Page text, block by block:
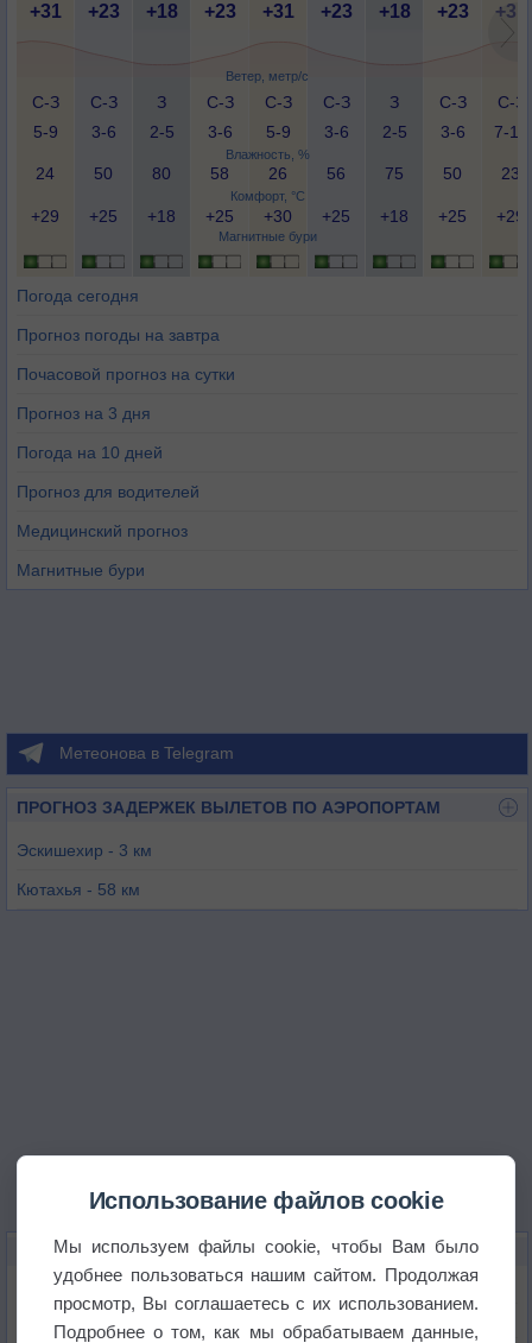
Ветер, метр/с
Влажность, %
Комфорт, °C
Магнитные бури
+31 +23 +18 +23 +31 +23 +18 +23 +31
С-З
5-9
С-З
3-6
З
2-5
С-З
3-6
С-З
5-9
С-З
3-6
З
2-5
С-З
3-6
С-З
7-12
24 50 80 58 26 56 75 50 23
+29 +25 +18 +25 +30 +25 +18 +25 +29
Погода сегодня
Прогноз погоды на завтра
Почасовой прогноз на сутки
Прогноз на 3 дня
Погода на 10 дней
Прогноз для водителей
Медицинский прогноз
Магнитные бури
Метеонова в Telegram
ПРОГНОЗ ЗАДЕРЖЕК ВЫЛЕТОВ ПО АЭРОПОРТАМ
Эскишехир - 3 км
Кютахья - 58 км
КАРТЫ ПОГОДЫ В ЭСКИШЕХИРЕ
Температура
Давление
Использование файлов cookie
Мы используем файлы cookie, чтобы Вам было
удобнее пользоваться нашим сайтом. Продолжая
просмотр, Вы соглашаетесь с их использованием.
Подробнее о том, как мы обрабатываем данные,